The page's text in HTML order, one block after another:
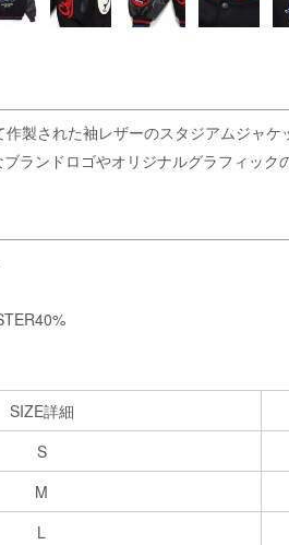
製された袖レザーのスタジアムジャケ
ランドロゴやオリジナルグラフィック
SIZE詳細
S
M
L